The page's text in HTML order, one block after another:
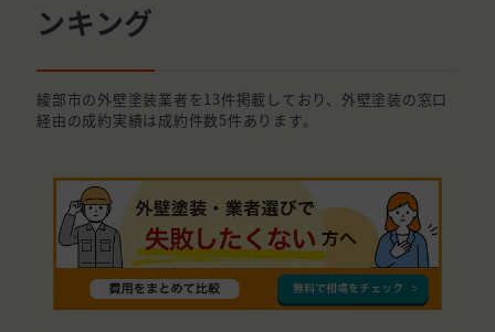
ンキング
綾部市の外壁塗装業者を13件掲載しており、外壁塗装の窓口
経由の成約実績は成約件数5件あります。